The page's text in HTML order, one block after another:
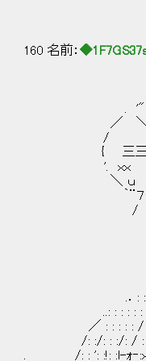
160 名前：
. '" U
／
/ ｀¨″ `'
{ 三三
'. ｘｘ
＼ ｕ ﾞ'ー
｀¨７
/
.．: : ´ : : :
..: : : : : : : :/: : :
／ : : : : : / : |: : :
/: :/: : :/: / : /|: :
. /: : ': :!: :l-ｫ‐:ｘ.